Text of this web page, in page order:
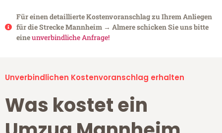
Für einen detaillierte Kostenvoranschlag zu Ihrem Anliegen
für die Strecke Mannheim → Almere schicken Sie uns bitte
eineunverbindliche Anfrage!
Unverbindlichen Kostenvoranschlag erhalten
Was kostet ein